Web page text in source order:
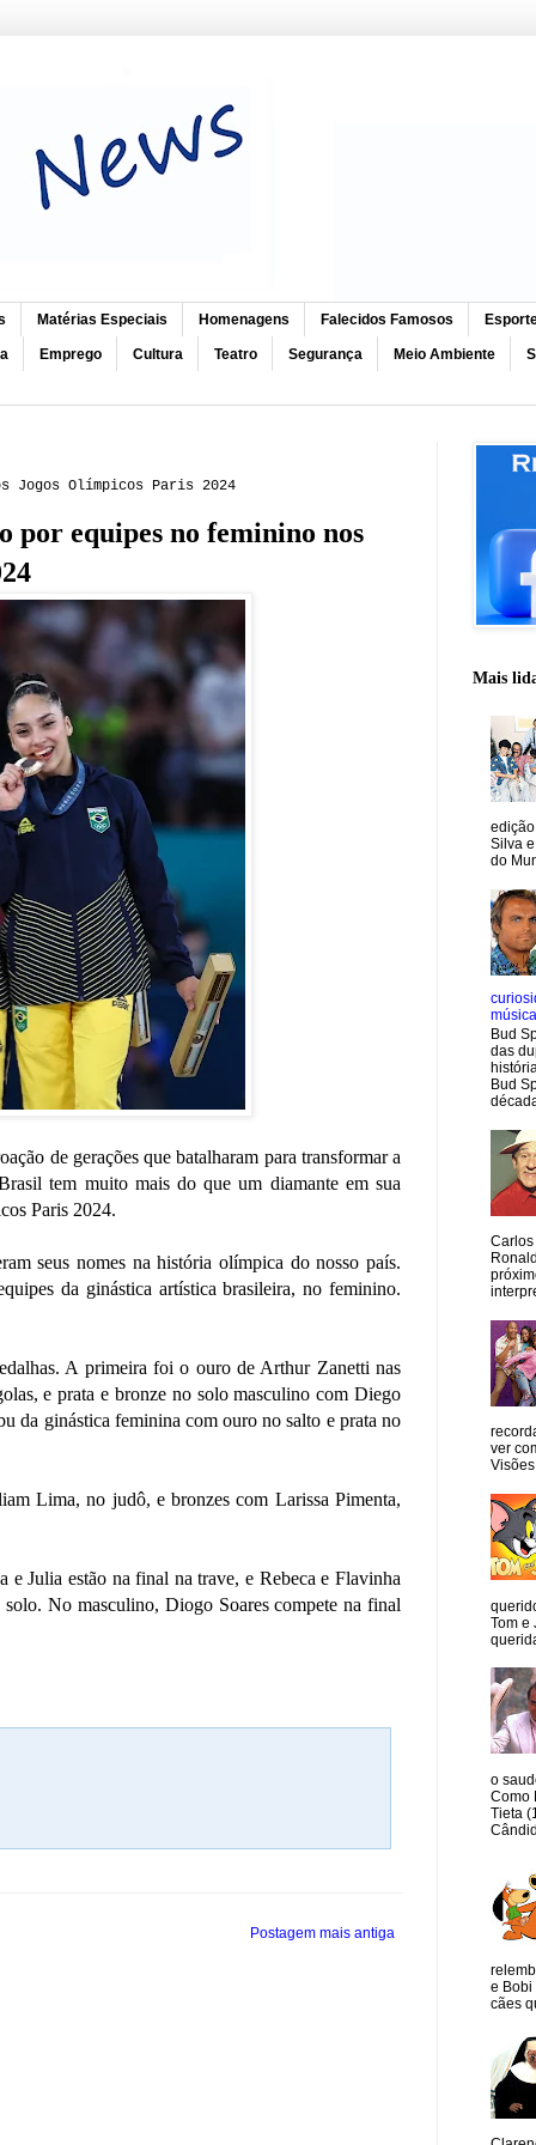
Matérias Especiais Homenagens Falecidos Famosos
Emprego Cultura Teatro Segurança Meio Ambiente
Olímpicos Paris 2024
por equipes no feminino nos
de gerações que batalharam para transformar a
tem muito mais do que um diamante em sua
Paris 2024.
seus nomes na história olímpica do nosso país.
da ginástica artística brasileira, no feminino.
A primeira foi o ouro de Arthur Zanetti nas
e prata e bronze no solo masculino com Diego
da ginástica feminina com ouro no salto e prata no
Lima, no judô, e bronzes com Larissa Pimenta,
Julia estão na final na trave, e Rebeca e Flavinha
No masculino, Diogo Soares compete na final
Postagem mais antiga
Mais
Silva
do
Bud
das
Bud
Carlos
ver
Tom e
o
Como
Tieta
e Bobi
cães